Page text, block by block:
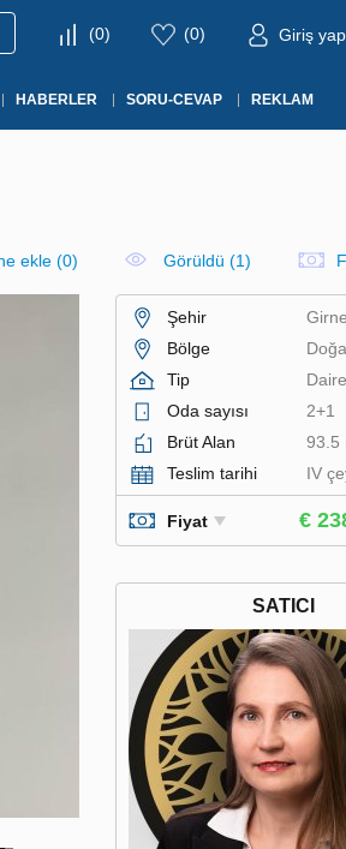
(0) (0) Giriş yap
HABERLER SORU-CEVAP REKLAM
ekle (0) Görüldü (1)
Şehir
Girne
Bölge
Tip
Daire
Oda sayısı
2+1
Brüt Alan
93.5
Teslim tarihi
IV
Fiyat €
SATICI